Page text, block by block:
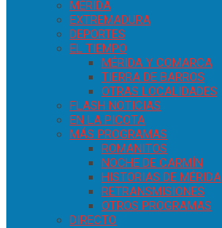
MÉRIDA
EXTREMADURA
DEPORTES
EL TIEMPO
MÉRIDA Y COMARCA
TIERRA DE BARROS
OTRAS LOCALIDADES
FLASH NOTICIAS
EN LA PICOTA
MÁS PROGRAMAS
ROMANITOS
NOCHE DE CARMÍN
HISTORIAS DE MÉRIDA
RETRANSMISIONES
OTROS PROGRAMAS
DIRECTO